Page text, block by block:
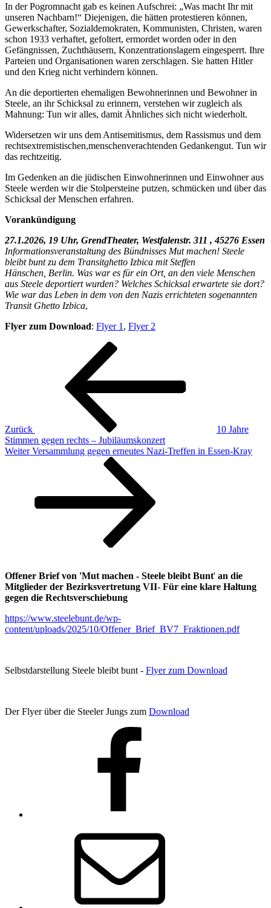
In der Pogromnacht gab es keinen Aufschrei: „Was macht Ihr mit
unseren Nachbarn!“ Diejenigen, die hätten protestieren können,
Gewerkschafter, Sozialdemokraten, Kommunisten, Christen, waren
schon 1933 verhaftet, gefoltert, ermordet worden oder in den
Gefängnissen, Zuchthäusern, Konzentrationslagern eingesperrt. Ihre
Parteien und Organisationen waren zerschlagen. Sie hatten Hitler
und den Krieg nicht verhindern können.
An die deportierten ehemaligen Bewohnerinnen und Bewohner in
Steele, an ihr Schicksal zu erinnern, verstehen wir zugleich als
Mahnung: Tun wir alles, damit Ähnliches sich nicht wiederholt.
Widersetzen wir uns dem Antisemitismus, dem Rassismus und dem
rechtsextremistischen,menschenverachtenden Gedankengut. Tun wir
das rechtzeitig.
Im Gedenken an die jüdischen Einwohnerinnen und Einwohner aus
Steele werden wir die Stolpersteine putzen, schmücken und über das
Schicksal der Menschen erfahren.
Vorankündigung
27.1.2026, 19 Uhr, GrendTheater, Westfalenstr. 311 , 45276 Essen
Informationsveranstaltung des Bündnisses Mut machen! Steele
bleibt bunt zu dem Transitghetto Izbica mit Steffen
Hänschen, Berlin. Was war es für ein Ort, an den viele Menschen
aus Steele deportiert wurden? Welches Schicksal erwartete sie dort?
Wie war das Leben in dem von den Nazis errichteten sogenannten
Transit Ghetto Izbica,
Flyer zum Download: Flyer 1 , Flyer 2
Beitragsnavigation
Zurück
10 Jahre
Stimmen gegen rechts – Jubiläumskonzert
Nächster
Weiter Versammlung gegen erneutes Nazi-Treffen in Essen-Kray
Offener Brief von 'Mut machen - Steele bleibt Bunt' an die
Mitglieder der Bezirksvertretung VII- Für eine klare Haltung
gegen die Rechtsverschiebung
https://www.steelebunt.de/wp-
content/uploads/2025/10/Offener_Brief_BV7_Fraktionen.pdf
Selbstdarstellung Steele bleibt bunt - Flyer zum Download
Der Flyer über die Steeler Jungs zum Download